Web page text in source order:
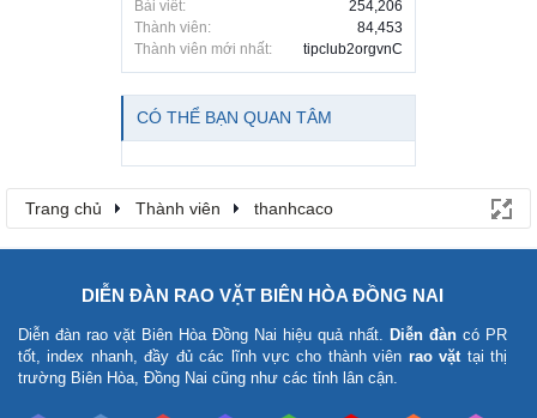
Bài viết:
254,206
Thành viên:
84,453
Thành viên mới nhất:
tipclub2orgvnC
CÓ THỂ BẠN QUAN TÂM
Trang chủ Thành viên thanhcaco
DIỄN ĐÀN RAO VẶT BIÊN HÒA ĐỒNG NAI
Diễn đàn rao vặt Biên Hòa Đồng Nai hiệu quả nhất. Diễn đàn có PR
tốt, index nhanh, đầy đủ các lĩnh vực cho thành viên rao vặttại thị
trường Biên Hòa, Đồng Nai cũng như các tỉnh lân cận.